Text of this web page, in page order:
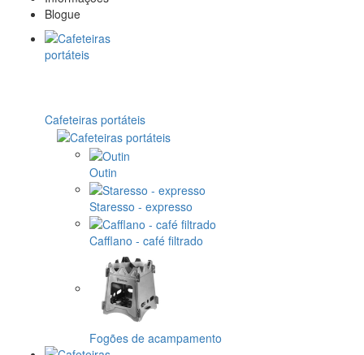
Blogue
Cafeteiras portáteis
Outin
Staresso - expresso
Cafflano - café filtrado
Fogões de acampamento